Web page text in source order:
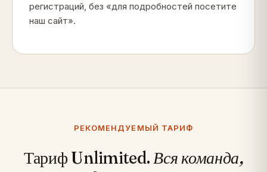
регистраций, без «для подробностей посетите
наш сайт».
РЕКОМЕНДУЕМЫЙ ТАРИФ
Тариф Unlimited. Вся команда,